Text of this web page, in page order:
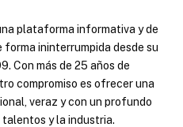
plataforma informativa y de
forma ininterrumpida desde su
Con más de 25 años de
compromiso es ofrecer una
veraz y con un profundo
y la industria.